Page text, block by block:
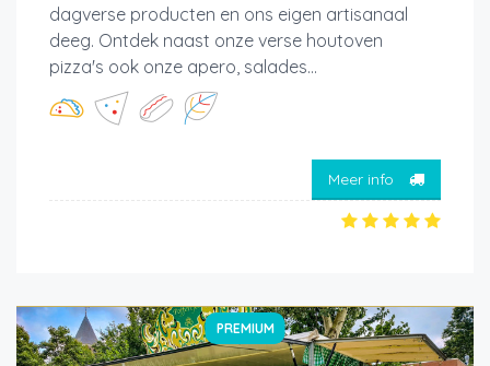
dagverse producten en ons eigen artisanaal
deeg. Ontdek naast onze verse houtoven
pizza's ook onze apero, salades...
Meer info
PREMIUM